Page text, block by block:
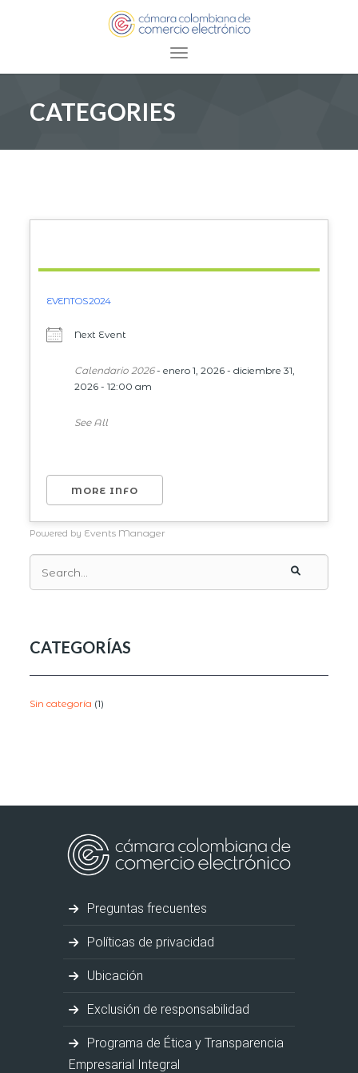
Toggle navigation
CATEGORIES
EVENTOS 2024
Next Event
Calendario 2026- enero 1, 2026 - diciembre 31,
2026 - 12:00 am
See All
MORE INFO
Powered by Events Manager
CATEGORÍAS
Sin categoría (1)
Preguntas frecuentes
Políticas de privacidad
Ubicación
Exclusión de responsabilidad
Programa de Ética y Transparencia
Empresarial Integral